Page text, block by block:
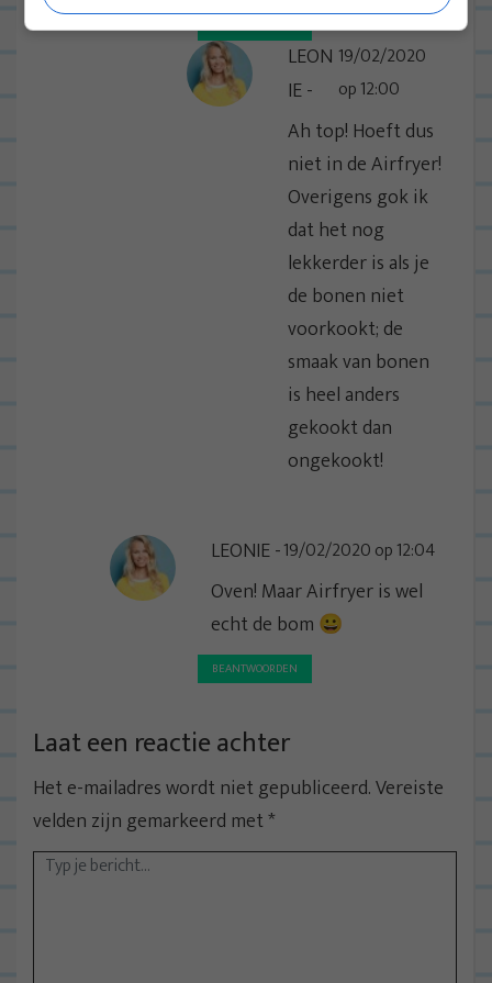
BEANTWOORDEN
LEON
IE
19/02/2020
op 12:00
Ah top! Hoeft dus
niet in de Airfryer!
Overigens gok ik
dat het nog
lekkerder is als je
de bonen niet
voorkookt; de
smaak van bonen
is heel anders
gekookt dan
ongekookt!
LEONIE 19/02/2020 op 12:04
Oven! Maar Airfryer is wel
echt de bom 😀
BEANTWOORDEN
Laat een reactie achter
Het e-mailadres wordt niet gepubliceerd.Vereiste
velden zijn gemarkeerd met*